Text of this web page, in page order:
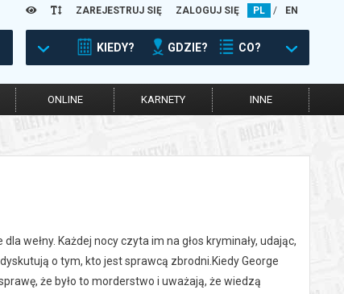
ZAREJESTRUJ SIĘ ZALOGUJ SIĘ PL / EN
KIEDY? GDZIE? CO?
ONLINE KARNETY INNE
wełny. Każdej nocy czyta im na głos kryminały, udając,
o tym, kto jest sprawcą zbrodni.Kiedy George
że było to morderstwo i uważają, że wiedzą